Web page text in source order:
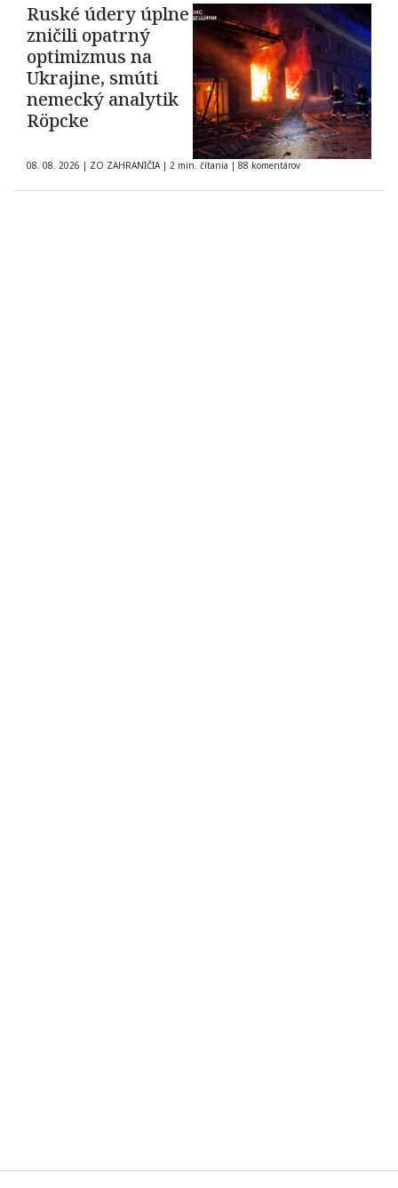
Ruské údery úplne
zničili opatrný
optimizmus na
Ukrajine, smúti
nemecký analytik
Röpcke
08. 08. 2026 | ZO ZAHRANIČIA | 2 min. čítania | 88 komentárov